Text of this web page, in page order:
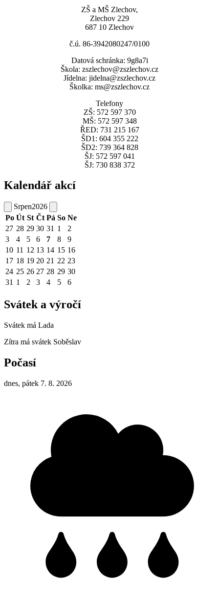
ZŠ a MŠ Zlechov,
Zlechov 229
687 10 Zlechov
č.ú. 86-3942080247/0100
Datová schránka: 9g8a7i
Škola: zszlechov@zszlechov.cz
Jídelna: jidelna@zszlechov.cz
Školka: ms@zszlechov.cz
Telefony
ZŠ: 572 597 370
MŠ: 572 597 348
ŘED: 731 215 167
ŠD1: 604 355 222
ŠD2: 739 364 828
ŠJ: 572 597 041
ŠJ: 730 838 372
Kalendář akcí
Srpen2026
Po Út St Čt Pá So Ne
27 28 29 30 31 1
2
3
4 5 6 7 8
9
10 11 12 13 14 15 16
17 18 19 20 21 22 23
24 25 26 27 28 29 30
31 1 2 3 4 5 6
Svátek a výročí
Svátek má Lada
Zítra má svátek Soběslav
Počasí
dnes, pátek 7. 8. 2026